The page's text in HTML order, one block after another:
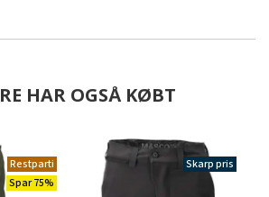
HAR OGSÅ KØBT
Restparti
Spar 75%
Skarp pris